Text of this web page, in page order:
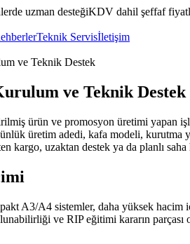
uzman desteğiKDV dahil şeffaf
Teknik Servisİletişim
ve Teknik Destek
ve Teknik Destek
ürün ve promosyon üretimi yapan
üretim adedi, kafa modeli, kurutma
kargo, uzaktan destek ya da planlı
A3/A4 sistemler, daha yüksek
ve RIP eğitimi kararın parçası